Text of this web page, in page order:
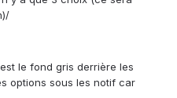
le fond gris derrière les
options sous les notif car